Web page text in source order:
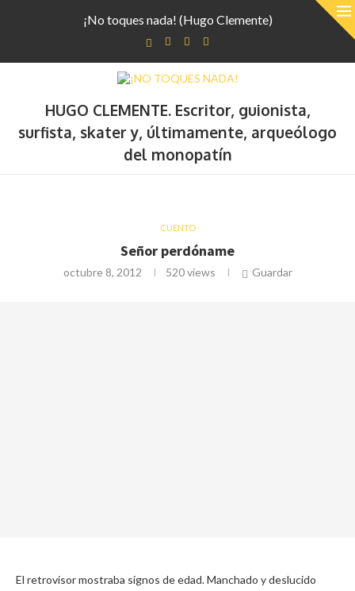
¡No toques nada! (Hugo Clemente)
HUGO CLEMENTE. Escritor, guionista,
surfista, skater y, últimamente, arqueólogo
del monopatín
CUENTO
Señor perdóname
octubre 8, 2012 520views Guardar
El retrovisor mostraba signos de edad. Manchado y deslucido